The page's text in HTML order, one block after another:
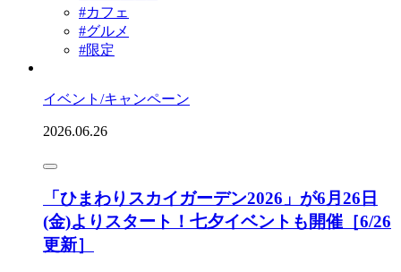
#カフェ
#グルメ
#限定
イベント/キャンペーン
2026.06.26
「ひまわりスカイガーデン2026」が6月26日
(金)よりスタート！七夕イベントも開催［6/26
更新］